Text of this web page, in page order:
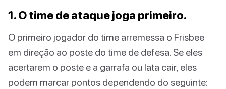
1. O time de ataque joga primeiro.
O primeiro jogador do time arremessa o Frisbee
em direção ao poste do time de defesa. Se eles
acertarem o poste e a garrafa ou lata cair, eles
podem marcar pontos dependendo do seguinte: